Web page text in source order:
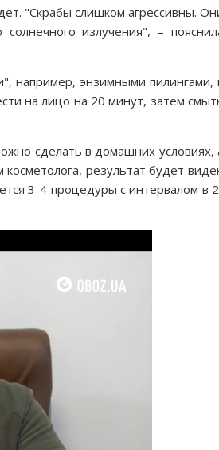
"Скрабы слишком агрессивны.
излучения", –
например, энзимными пилингами,
на лицо на 20 минут, затем
сделать в домашних условиях,
результат будет
3-4 процедуры с интервалом в